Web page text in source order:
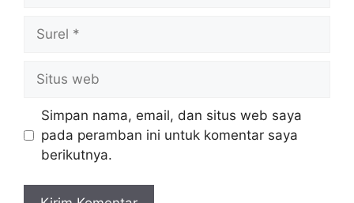
web
Simpan nama, email, dan situs web saya
pada peramban ini untuk komentar saya
berikutnya.